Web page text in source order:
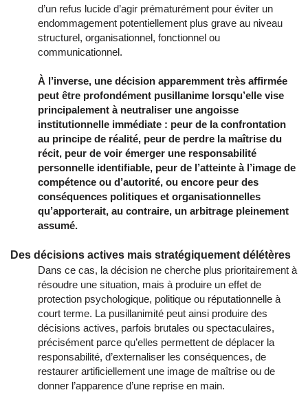
d’un refus lucide d’agir prématurément pour éviter un
endommagement potentiellement plus grave au niveau
structurel, organisationnel, fonctionnel ou
communicationnel.
À l’inverse, une décision apparemment très affirmée
peut être profondément pusillanime lorsqu’elle vise
principalement à neutraliser une angoisse
institutionnelle immédiate : peur de la confrontation
au principe de réalité, peur de perdre la maîtrise du
récit, peur de voir émerger une responsabilité
personnelle identifiable, peur de l’atteinte à l’image de
compétence ou d’autorité, ou encore peur des
conséquences politiques et organisationnelles
qu’apporterait, au contraire, un arbitrage pleinement
assumé.
Des décisions actives mais stratégiquement délétères
Dans ce cas, la décision ne cherche plus prioritairement à
résoudre une situation, mais à produire un effet de
protection psychologique, politique ou réputationnelle à
court terme. La pusillanimité peut ainsi produire des
décisions actives, parfois brutales ou spectaculaires,
précisément parce qu’elles permettent de déplacer la
responsabilité, d’externaliser les conséquences, de
restaurer artificiellement une image de maîtrise ou de
donner l’apparence d’une reprise en main.